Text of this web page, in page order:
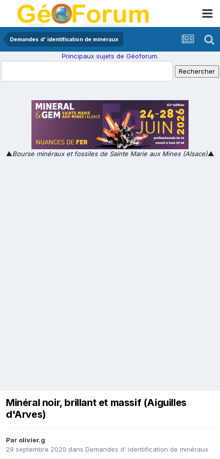
Demandes d' identification de minéraux
Principaux sujets de Géoforum.
▲Bourse minéraux et fossiles de Sainte Marie aux Mines (Alsace)▲
Minéral noir, brillant et massif (Aiguilles
d'Arves)
Par olivier.g
29 septembre 2020 dans Demandes d' identification de minéraux